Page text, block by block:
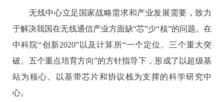
无线中心立足国家战略需求和产业发展需要，致力
于解决我国在无线通信产业方面缺“芯”少“核”的问题。在
中科院“创新2020”以及计算所“一个定位、三个重大突
破、五个重点培育方向”的方针指导下，形成了以超级基
站为核心、以基带芯片和协议栈为支撑的科学研究中
心。